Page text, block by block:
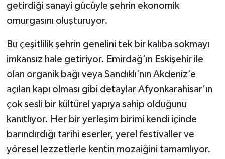
getirdiği sanayi gücüyle şehrin ekonomik
omurgasını oluşturuyor.
Bu çeşitlilik şehrin genelini tek bir kalıba sokmayı
imkansız hale getiriyor. Emirdağ’ın Eskişehir ile
olan organik bağı veya Sandıklı’nın Akdeniz’e
açılan kapı olması gibi detaylar Afyonkarahisar’ın
çok sesli bir kültürel yapıya sahip olduğunu
kanıtlıyor. Her bir yerleşim birimi kendi içinde
barındırdığı tarihi eserler, yerel festivaller ve
yöresel lezzetlerle kentin mozaiğini tamamlıyor.